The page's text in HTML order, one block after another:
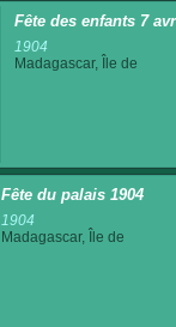
Fête des enfants 7
1904
Madagascar, Île de
Fête du palais 1904
1904
Madagascar, Île de